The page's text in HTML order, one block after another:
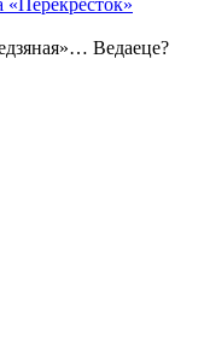
Ведаеце?